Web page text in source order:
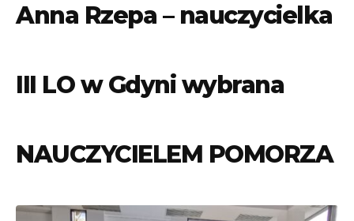
Anna Rzepa – nauczycielka
III LO w Gdyni wybrana
NAUCZYCIELEM POMORZA